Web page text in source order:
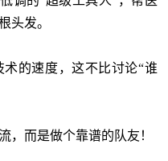
头发。
的速度，这不比讨论“谁
，而是做个靠谱的队友！